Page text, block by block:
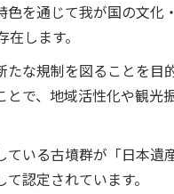
を通じて我が国の文化
します。
な規制を図ることを目
で、地域活性化や観光
いる古墳群が「日本遺
認定されています。